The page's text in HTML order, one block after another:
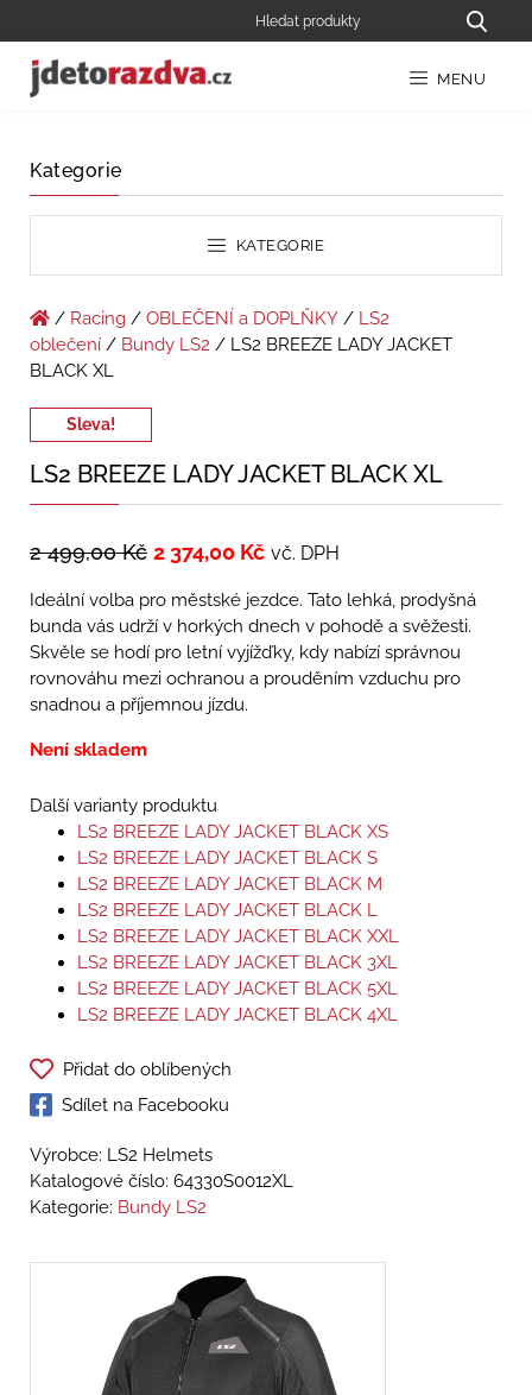
MENU
Kategorie
KATEGORIE
/ Racing / OBLEČENÍ a DOPLŇKY / LS2
oblečení / Bundy LS2 / LS2 BREEZE LADY JACKET
BLACK XL
Sleva!
LS2 BREEZE LADY JACKET BLACK XL
2 499,00Kč 2 374,00 Kč vč. DPH
Ideální volba pro městské jezdce. Tato lehká, prodyšná
bunda vás udrží v horkých dnech v pohodě a svěžesti.
Skvěle se hodí pro letní vyjížďky, kdy nabízí správnou
rovnováhu mezi ochranou a prouděním vzduchu pro
snadnou a příjemnou jízdu.
Není skladem
Další varianty produktu
LS2 BREEZE LADY JACKET BLACK XS
LS2 BREEZE LADY JACKET BLACK S
LS2 BREEZE LADY JACKET BLACK M
LS2 BREEZE LADY JACKET BLACK L
LS2 BREEZE LADY JACKET BLACK XXL
LS2 BREEZE LADY JACKET BLACK 3XL
LS2 BREEZE LADY JACKET BLACK 5XL
LS2 BREEZE LADY JACKET BLACK 4XL
Přidat do oblíbených
Sdílet na Facebooku
Výrobce: LS2 Helmets
Katalogové číslo: 64330S0012XL
Kategorie: Bundy LS2